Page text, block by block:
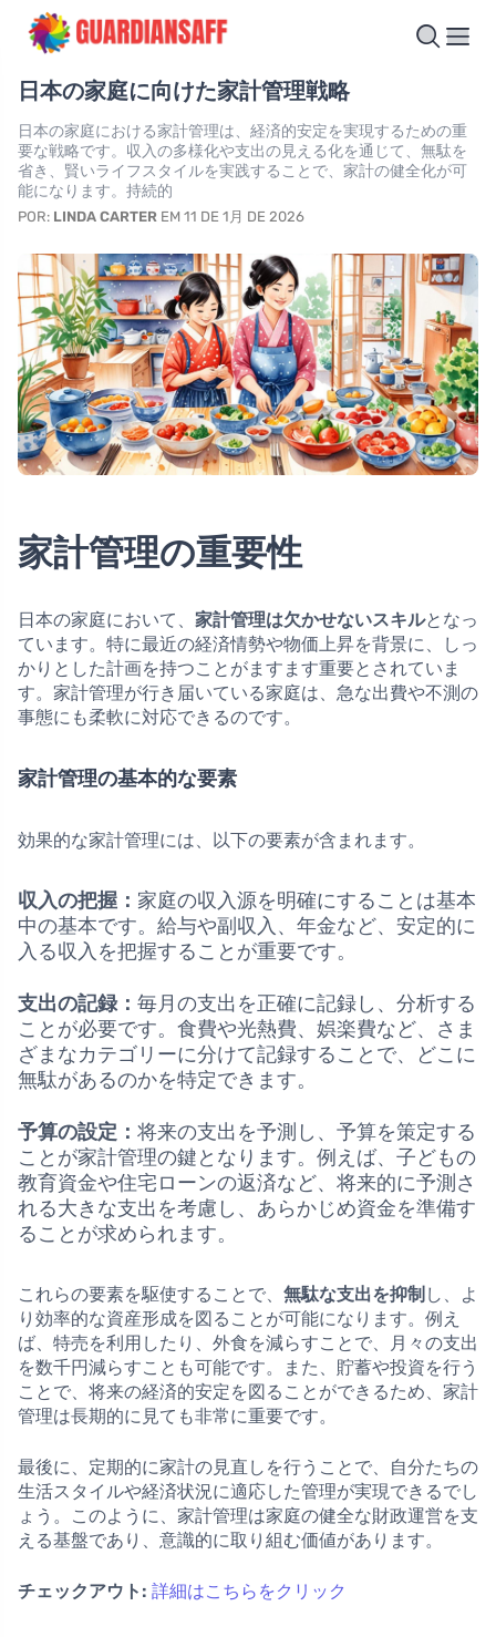
日本の家庭に向けた家計管理戦略
日本の家庭における家計管理は、経済的安定を実現するための重
要な戦略です。収入の多様化や支出の見える化を通じて、無駄を
省き、賢いライフスタイルを実践することで、家計の健全化が可
能になります。持続的
POR: LINDA CARTER EM 11 DE 1月 DE 2026
家計管理の重要性
日本の家庭において、 家計管理は欠かせないスキルとなっ
ています。特に最近の経済情勢や物価上昇を背景に、しっ
かりとした計画を持つことがますます重要とされていま
す。家計管理が行き届いている家庭は、急な出費や不測の
事態にも柔軟に対応できるのです。
家計管理の基本的な要素
効果的な家計管理には、以下の要素が含まれます。
収入の把握： 家庭の収入源を明確にすることは基本
中の基本です。給与や副収入、年金など、安定的に
入る収入を把握することが重要です。
支出の記録： 毎月の支出を正確に記録し、分析する
ことが必要です。食費や光熱費、娯楽費など、さま
ざまなカテゴリーに分けて記録することで、どこに
無駄があるのかを特定できます。
予算の設定： 将来の支出を予測し、予算を策定する
ことが家計管理の鍵となります。例えば、子どもの
教育資金や住宅ローンの返済など、将来的に予測さ
れる大きな支出を考慮し、あらかじめ資金を準備す
ることが求められます。
これらの要素を駆使することで、 無駄な支出を抑制 し、よ
り効率的な資産形成を図ることが可能になります。例え
ば、特売を利用したり、外食を減らすことで、月々の支出
を数千円減らすことも可能です。また、貯蓄や投資を行う
ことで、将来の経済的安定を図ることができるため、家計
管理は長期的に見ても非常に重要です。
最後に、定期的に家計の見直しを行うことで、自分たちの
生活スタイルや経済状況に適応した管理が実現できるでし
ょう。このように、家計管理は家庭の健全な財政運営を支
える基盤であり、意識的に取り組む価値があります。
チェックアウト: 詳細はこちらをクリック